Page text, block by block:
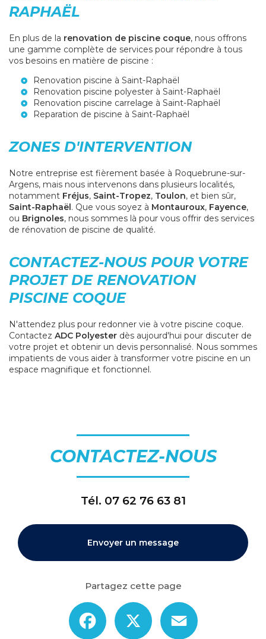
RAPHAËL
En plus de la renovation de piscine coque, nous offrons
une gamme complète de services pour répondre à tous
vos besoins en matière de piscine :
Renovation piscine à Saint-Raphaël
Renovation piscine polyester à Saint-Raphaël
Renovation piscine carrelage à Saint-Raphaël
Reparation de piscine à Saint-Raphaël
ZONES D'INTERVENTION
Notre entreprise est fièrement basée à Roquebrune-sur-
Argens, mais nous intervenons dans plusieurs localités,
notamment Fréjus, Saint-Tropez, Toulon, et bien sûr,
Saint-Raphaël. Que vous soyez à Montauroux, Fayence,
ou Brignoles, nous sommes là pour vous offrir des services
de rénovation de piscine de qualité.
CONTACTEZ-NOUS POUR VOTRE
PROJET DE RENOVATION
PISCINE COQUE
N'attendez plus pour redonner vie à votre piscine coque.
Contactez ADC Polyester dès aujourd'hui pour discuter de
votre projet et obtenir un devis personnalisé. Nous sommes
impatients de vous aider à transformer votre piscine en un
espace magnifique et fonctionnel.
CONTACTEZ-NOUS
Tél. 07 62 76 63 81
Envoyer un message
Partagez cette page
Facebook